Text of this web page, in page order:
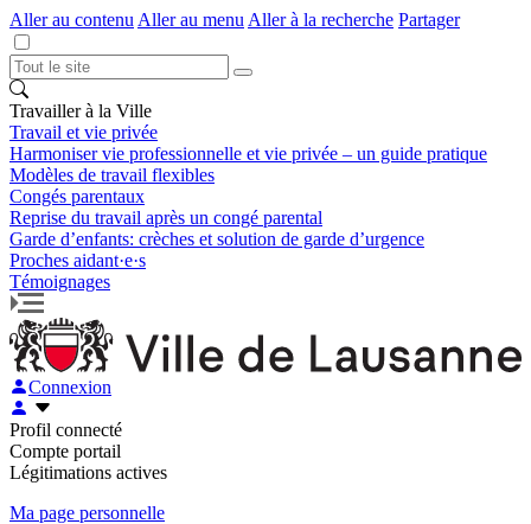
Aller au contenu Aller au menu Aller à la recherche Partager
Travailler à la Ville
Travail et vie privée
Harmoniser vie professionnelle et vie privée – un guide pratique
Modèles de travail flexibles
Congés parentaux
Reprise du travail après un congé parental
Garde d’enfants: crèches et solution de garde d’urgence
Proches aidant·e·s
Témoignages
Connexion
Profil connecté
Compte portail
Légitimations actives
Ma page personnelle